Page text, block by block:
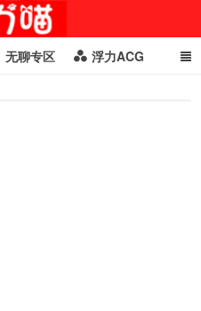
无聊专区 浮力ACG